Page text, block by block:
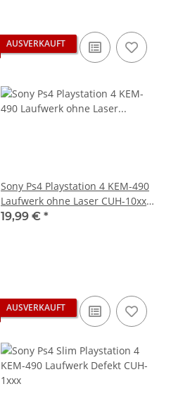
AUSVERKAUFT
Sony Ps4 Playstation 4 KEM-490
Laufwerk ohne Laser CUH-10xx
& CUH-11xx
19,99 € *
AUSVERKAUFT